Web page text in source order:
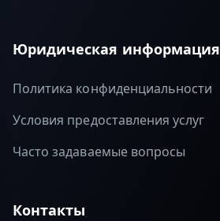
Юридическая информация
Политика конфиденциальности
Условия предоставления услуг
Часто задаваемые вопросы
Контакты